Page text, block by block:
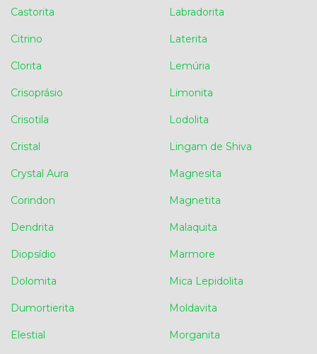
Castorita
Citrino
Clorita
Crisoprásio
Crisotila
Cristal
Crystal Aura
Corindon
Dendrita
Diopsídio
Dolomita
Dumortierita
Elestial
Labradorita
Laterita
Lemúria
Limonita
Lodolita
Lingam de Shiva
Magnesita
Magnetita
Malaquita
Marmore
Mica Lepidolita
Moldavita
Morganita